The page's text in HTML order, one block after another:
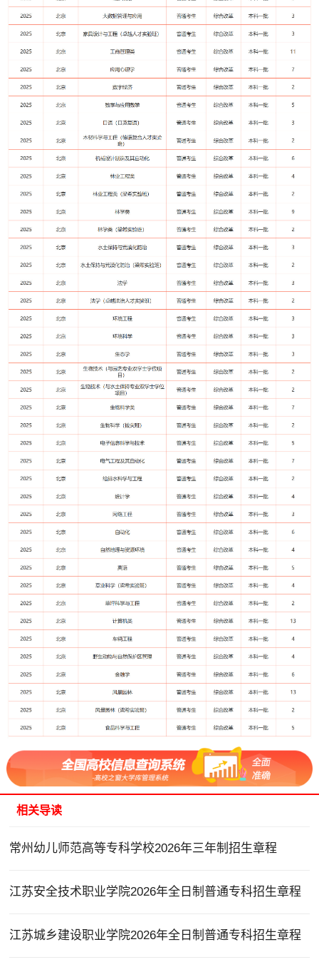
相关导读
常州幼儿师范高等专科学校2026年三年制招生章程
江苏安全技术职业学院2026年全日制普通专科招生章程
江苏城乡建设职业学院2026年全日制普通专科招生章程